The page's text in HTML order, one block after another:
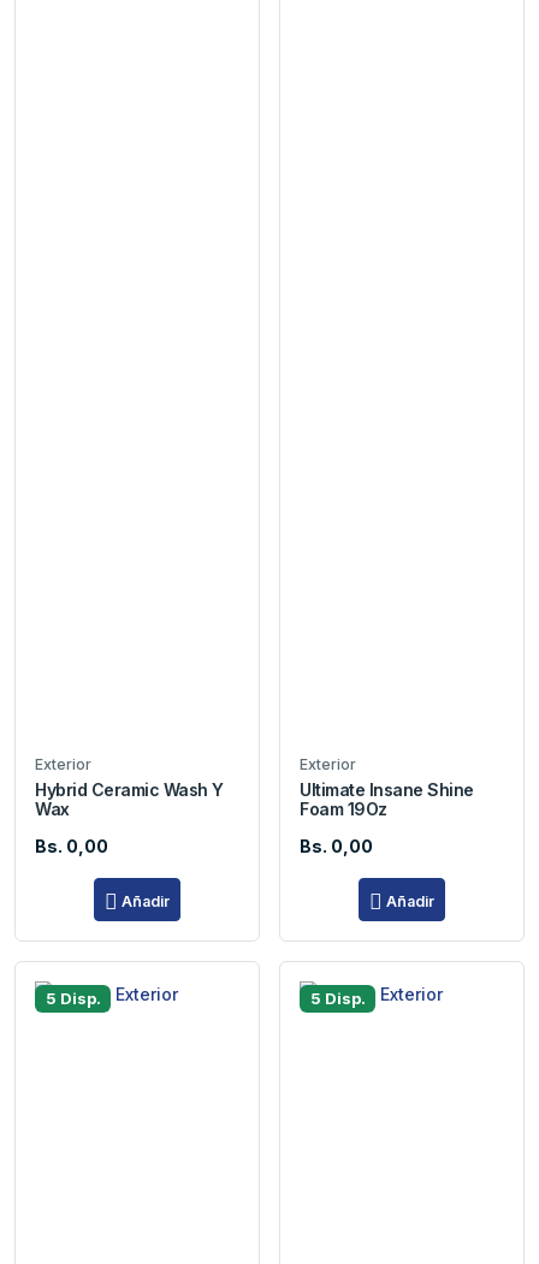
Exterior
Hybrid Ceramic Wash Y
Wax
Bs. 0,00
Añadir
Exterior
Ultimate Insane Shine
Foam 19Oz
Bs. 0,00
Añadir
5 Disp. 5 Disp.